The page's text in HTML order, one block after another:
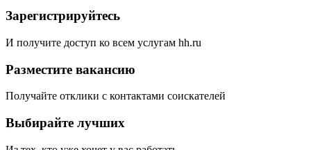
Зарегистрируйтесь
И получите доступ ко всем услугам hh.ru
Разместите вакансию
Получайте отклики с контактами соискателей
Выбирайте лучших